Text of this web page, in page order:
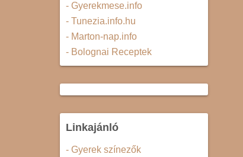
- Gyerekmese.info
- Tunezia.info.hu
- Marton-nap.info
- Bolognai Receptek
Linkajánló
- Gyerek színezők